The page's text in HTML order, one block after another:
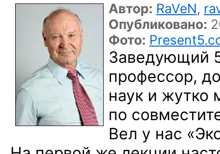
Автор: RaVeN,
Опубликовано:
Фото:
Заведующий
профессор,
наук и жутко
по
Вел у нас